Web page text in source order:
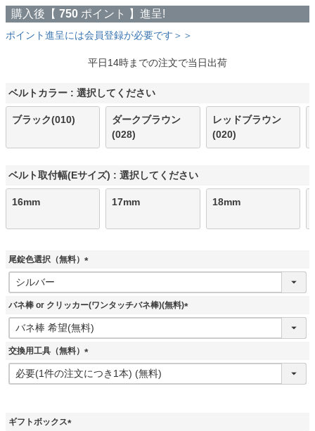
購入後【 750 ポイント 】進呈!
ポイント進呈には会員登録が必要です＞＞
平日14時までの注文で当日出荷
ベルトカラー 選択してください
ブラック(010)
ダークブラウン
(028)
レッドブラウン
(020)
ベルト取付幅(Eサイズ) 選択してください
16mm 17mm 18mm
尾錠色選択（無料）
(
須
バネ棒 or クリッカー(ワンタッチバネ棒)(無料)
(
交換用工具（無料）
(
必
ギフトボックス